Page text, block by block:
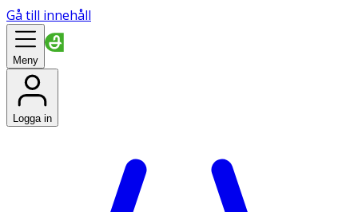
Gå till innehåll
Meny
Logga in